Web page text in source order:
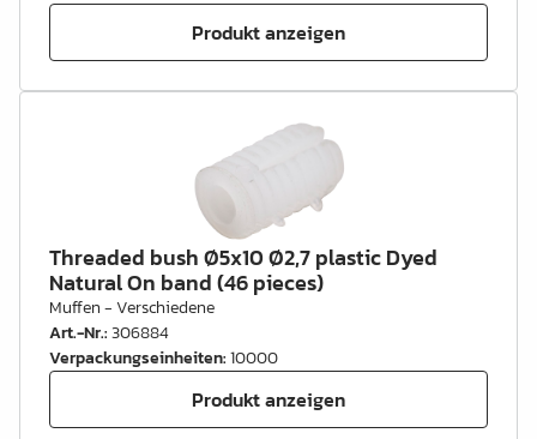
Produkt anzeigen
Threaded bush Ø5x10 Ø2,7 plastic Dyed
Natural On band (46 pieces)
Muffen - Verschiedene
Art.-Nr.:306884
Verpackungseinheiten:10000
Produkt anzeigen